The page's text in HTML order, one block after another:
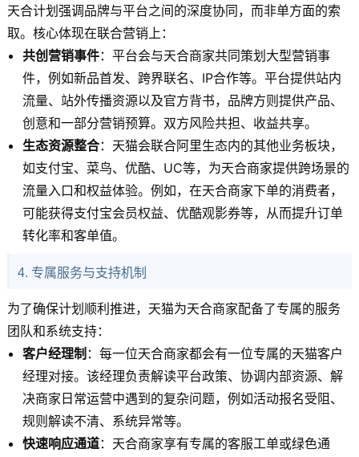
天合计划强调品牌与平台之间的深度协同，而非单方面的索
取。核心体现在联合营销上：
共创营销事件：平台会与天合商家共同策划大型营销事
件，例如新品首发、跨界联名、IP合作等。平台提供站内
流量、站外传播资源以及官方背书，品牌方则提供产品、
创意和一部分营销预算。双方风险共担、收益共享。
生态资源整合：天猫会联合阿里生态内的其他业务板块，
如支付宝、菜鸟、优酷、UC等，为天合商家提供跨场景的
流量入口和权益体验。例如，在天合商家下单的消费者，
可能获得支付宝会员权益、优酷观影券等，从而提升订单
转化率和客单值。
4. 专属服务与支持机制
为了确保计划顺利推进，天猫为天合商家配备了专属的服务
团队和系统支持：
客户经理制 ：每一位天合商家都会有一位专属的天猫客户
经理对接。该经理负责解读平台政策、协调内部资源、解
决商家日常运营中遇到的复杂问题，例如活动报名受阻、
规则解读不清、系统异常等。
快速响应通道：天合商家享有专属的客服工单或绿色通